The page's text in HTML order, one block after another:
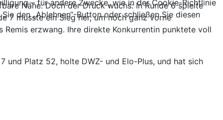
Nähe. Doch der Druck wuchs: In Runde 6 spielte
7 musste ein Sieg her, um noch ganz vorne
erzwang. Ihre direkte Konkurrentin punktete voll
und Platz 52, holte DWZ- und Elo-Plus, und hat sich
– für andere Zwecke, wie in der Cookie-Richtlinie
den „Ablehnen“-Button oder schließen Sie diesen